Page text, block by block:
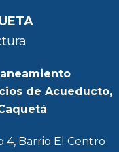
de Acueducto,
4, Barrio El Centro